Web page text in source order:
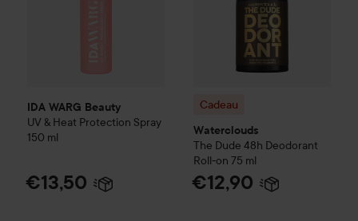
IDA WARG Beauty
UV & Heat Protection Spray
150 ml
€13,50
Cadeau
Waterclouds
The Dude 48h Deodorant
Roll-on 75 ml
€12,90